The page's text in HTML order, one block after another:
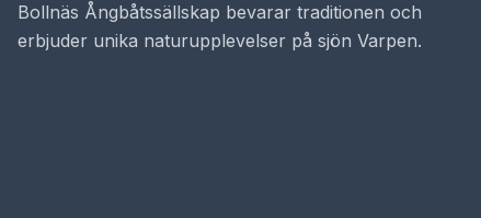
Bollnäs Ångbåtssällskap bevarar traditionen och
erbjuder unika naturupplevelser på sjön Varpen.